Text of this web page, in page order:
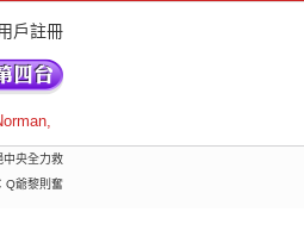
戶註冊
,
中央全力救
Q爺黎則奮